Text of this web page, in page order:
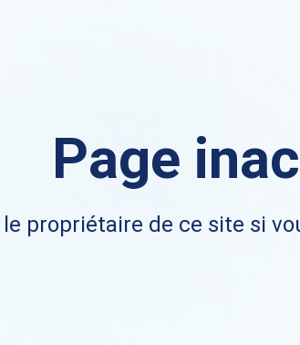
Page
propriétaire de ce site si